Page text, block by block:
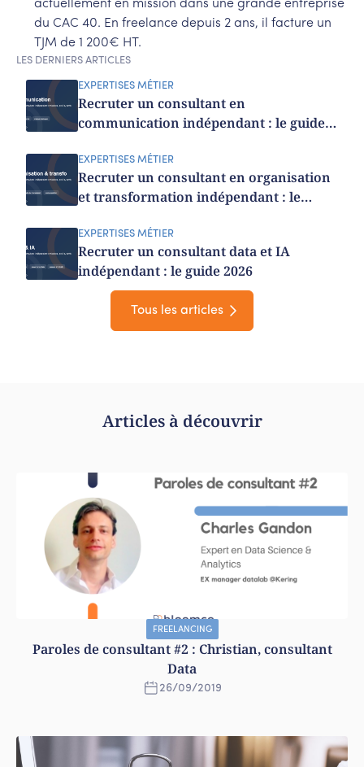
actuellement en mission dans une grande entreprise
du CAC 40. En freelance depuis 2 ans, il facture un
TJM de 1 200€ HT.
LES DERNIERS ARTICLES
EXPERTISES MÉTIER
Recruter un consultant en
communication indépendant : le guide
EXPERTISES MÉTIER
Recruter un consultant en organisation
et transformation indépendant : le
EXPERTISES MÉTIER
Recruter un consultant data et IA
indépendant : le guide 2026
Tous les articles
Articles à découvrir
FREELANCING
Paroles de consultant #2 : Christian, consultant
Data
26/09/2019